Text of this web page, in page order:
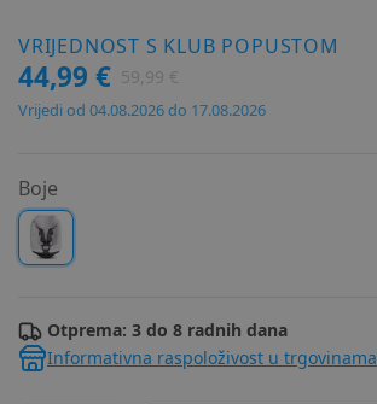
VRIJEDNOST S KLUB POPUSTOM
44,99 € 59,99 €
Vrijedi od 04.08.2026 do 17.08.2026
Boje
Otprema: 3 do 8 radnih dana
Informativna raspoloživost u trgovinama